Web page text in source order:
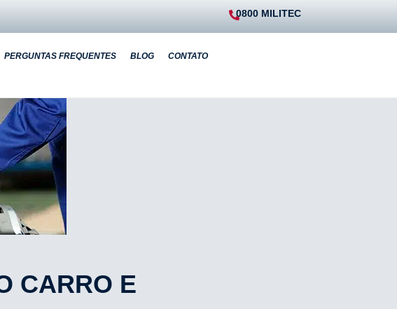
0800 MILITEC
PERGUNTAS FREQUENTES BLOG CONTATO
CARRO E